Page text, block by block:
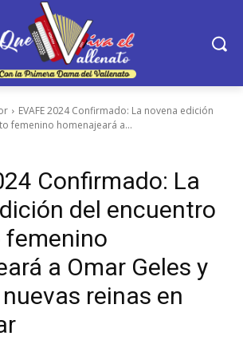
EVAFE 2024 Confirmado: La novena edición
femenino homenajeará a...
Confirmado: La
del encuentro
a Omar Geles y
reinas en